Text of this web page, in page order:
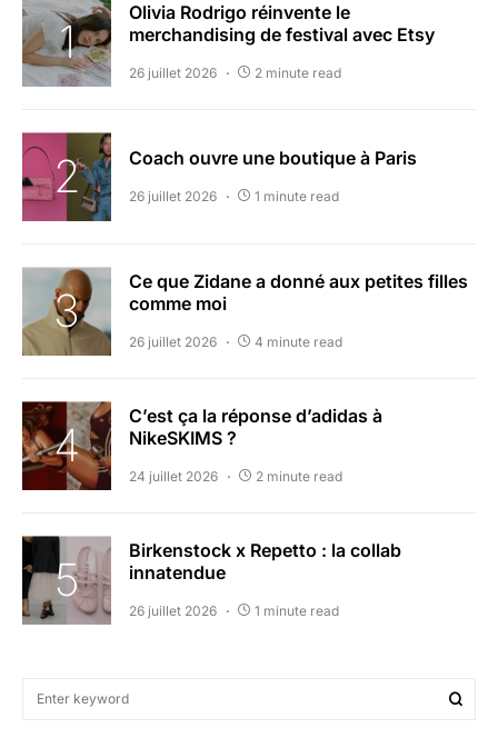
Olivia Rodrigo réinvente le
merchandising de festival avec Etsy
26 juillet 2026 2 minute read
Coach ouvre une boutique à Paris
26 juillet 2026 1 minute read
Ce que Zidane a donné aux petites filles
comme moi
26 juillet 2026 4 minute read
C’est ça la réponse d’adidas à
NikeSKIMS ?
24 juillet 2026 2 minute read
Birkenstock x Repetto : la collab
innatendue
26 juillet 2026 1 minute read